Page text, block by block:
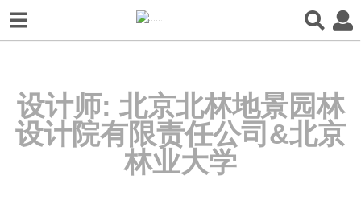
设计师: 北京北林地景园林
设计院有限责任公司&北京
林业大学